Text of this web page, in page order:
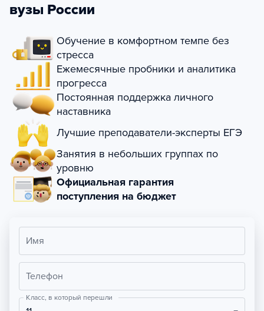
вузы России
Обучение в комфортном темпе без
стресса
Ежемесячные пробники и аналитика
прогресса
Постоянная поддержка личного
наставника
Лучшие преподаватели-эксперты ЕГЭ
Занятия в небольших группах по
уровню
Официальная гарантия
поступления на бюджет
Имя
Телефон
Класс, в который перешли